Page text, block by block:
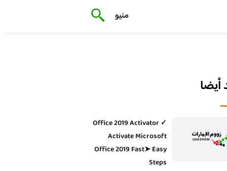
منيو
Office 2019 Activator ✓
Activate Microsoft
Office 2019 Fast➤ Easy
Steps